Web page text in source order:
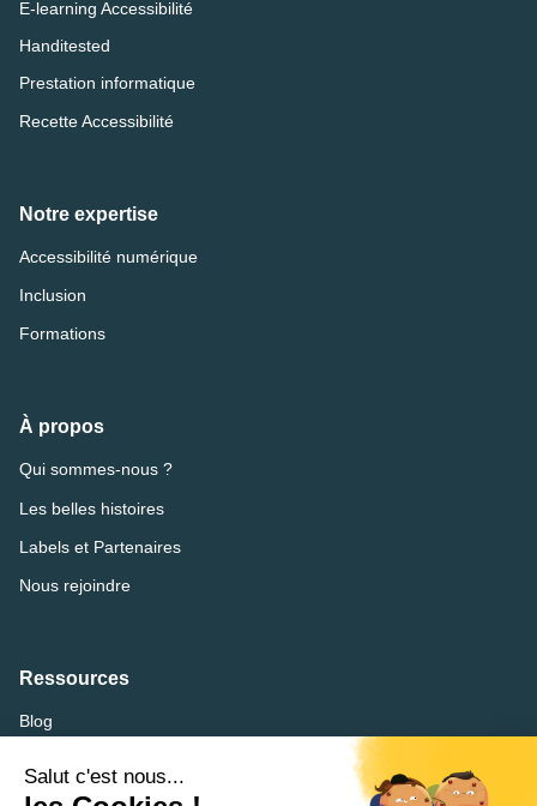
E-learning Accessibilité
Handitested
Prestation informatique
Recette Accessibilité
Notre expertise
Accessibilité numérique
Inclusion
Formations
À propos
Qui sommes-nous ?
Les belles histoires
Labels et Partenaires
Nous rejoindre
Ressources
Blog
Lexique